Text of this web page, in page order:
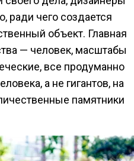
ради чего создается
объект. Главная
— человек, масштабы
все продуманно
а не гигантов, на
памятники